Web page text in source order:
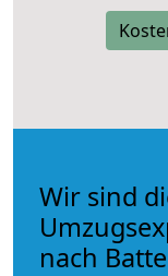
Wir sind
nach